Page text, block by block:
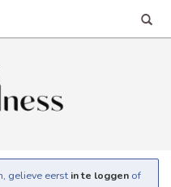
gelieve eerst in te loggen of